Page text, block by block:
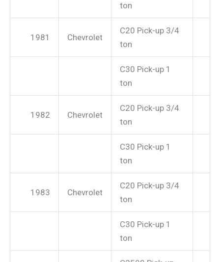
ton
1981 Chevrolet
C20 Pick-up 3/4
ton
C30 Pick-up 1
ton
1982 Chevrolet
C20 Pick-up 3/4
ton
C30 Pick-up 1
ton
1983 Chevrolet
C20 Pick-up 3/4
ton
C30 Pick-up 1
ton